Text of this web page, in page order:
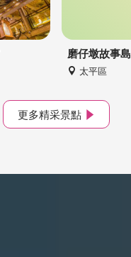
磨仔墩故事島
太平區
更多精采景點